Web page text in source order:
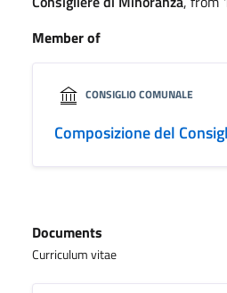
Member of
CONSIGLIO COMUNALE
Composizione del
Documents
Curriculum vitae